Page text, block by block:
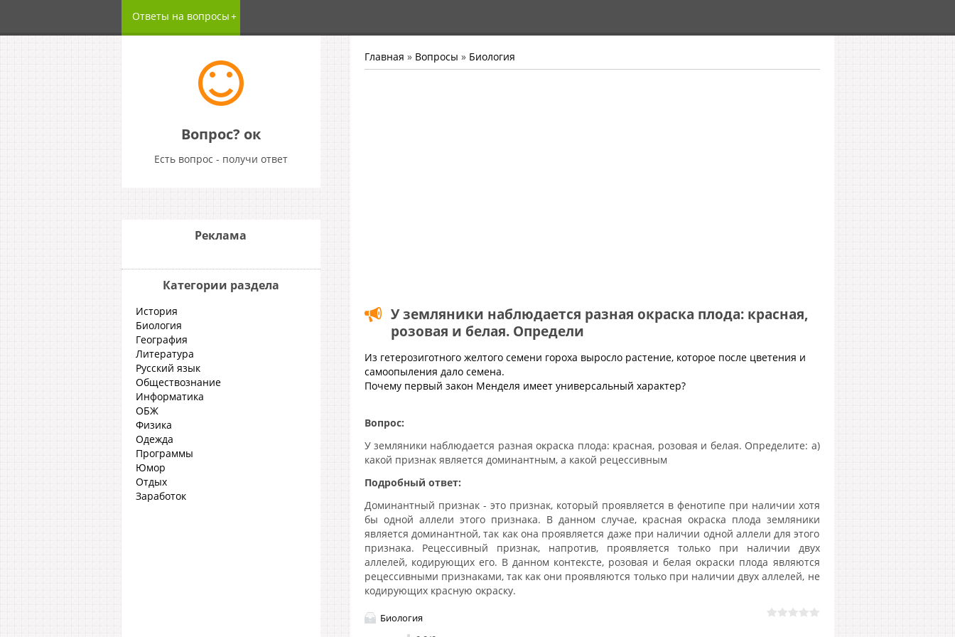
Ответы на вопросы
Вопрос? ок
Есть вопрос - получи ответ
Главная » Вопросы » Биология
У земляники наблюдается разная окраска плода: красная,
розовая и белая. Определи
Из гетерозиготного желтого семени гороха выросло растение, которое после цветения и
самоопыления дало семена.
Почему первый закон Менделя имеет универсальный характер?
Вопрос:
У земляники наблюдается разная окраска плода: красная, розовая и белая. Определите: а)
какой признак является доминантным, а какой рецессивным
Подробный ответ:
Доминантный признак - это признак, который проявляется в фенотипе при наличии хотя
бы одной аллели этого признака. В данном случае, красная окраска плода земляники
является доминантной, так как она проявляется даже при наличии одной аллели для этого
признака. Рецессивный признак, напротив, проявляется только при наличии двух
аллелей, кодирующих его. В данном контексте, розовая и белая окраски плода являются
рецессивными признаками, так как они проявляются только при наличии двух аллелей, не
кодирующих красную окраску.
Биология
Реклама
Категории раздела
История
Биология
География
Литература
Русский язык
Обществознание
Информатика
ОБЖ
Физика
Одежда
Программы
Юмор
Отдых
Заработок